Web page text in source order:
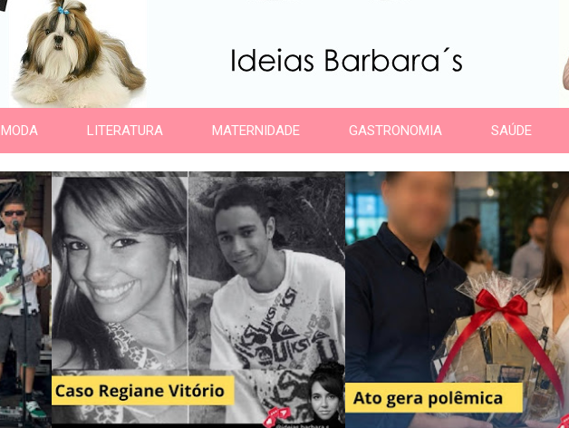
MODA LITERATURA MATERNIDADE GASTRONOMIA SAÚDE